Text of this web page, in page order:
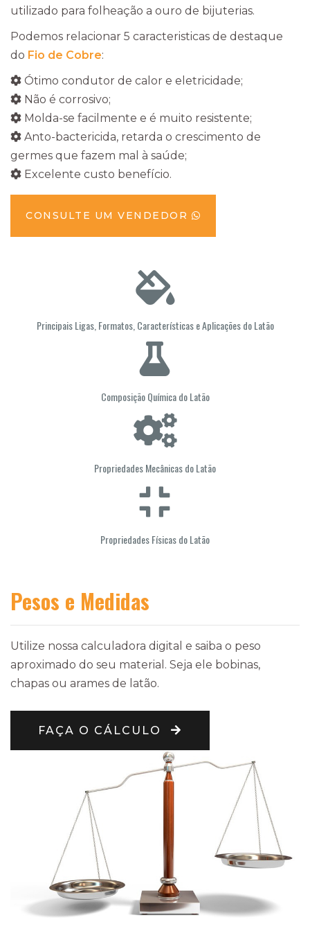
utilizado para folheação a ouro de bijuterias.
Podemos relacionar 5 caracteristicas de destaque
do Fio de Cobre:
Ótimo condutor de calor e eletricidade;
Não é corrosivo;
Molda-se facilmente e é muito resistente;
Anto-bactericida, retarda o crescimento de
germes que fazem mal à saúde;
Excelente custo benefício.
CONSULTE UM VENDEDOR
Principais Ligas, Formatos, Características e Aplicações do Latão
Composição Química do Latão
Propriedades Mecânicas do Latão
Propriedades Físicas do Latão
Pesos e Medidas
Utilize nossa calculadora digital e saiba o peso
aproximado do seu material. Seja ele bobinas,
chapas ou arames de latão.
FAÇA O CÁLCULO